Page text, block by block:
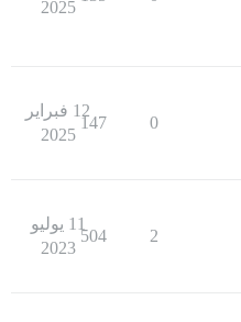
2025
0
147
12 فبراير
2025
2
504
11 يوليو
2023